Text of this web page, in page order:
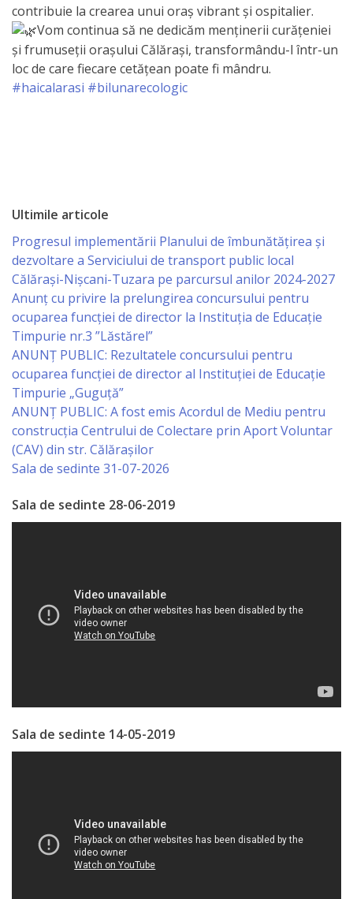
Contabilitate
Serviciul
Arhitectură
de
Atragere
a
Investiţiilor
Serviciul
de
Colectare
a
Impozitelor
Taxelor
Juridic
Reglementarea
Regimului
Relaţii
cu
contribuie la crearea unui oraș vibrant și ospitalier.
Vom continua să ne dedicăm menținerii curățeniei
și frumuseții orașului Călărași, transformându-l într-un
loc de care fiecare cetățean poate fi mândru.
#haicalarasi #bilunarecologic
Ultimile articole
Progresul implementării Planului de îmbunătățirea și
dezvoltare a Serviciului de transport public local
Călărași-Nișcani-Tuzara pe parcursul anilor 2024-2027
Anunț cu privire la prelungirea concursului pentru
ocuparea funcţiei de director la Instituția de Educație
Timpurie nr.3 ”Lăstărel”
ANUNȚ PUBLIC: Rezultatele concursului pentru
ocuparea funcției de director al Instituției de Educație
Timpurie „Guguță”
ANUNȚ PUBLIC: A fost emis Acordul de Mediu pentru
construcția Centrului de Colectare prin Aport Voluntar
(CAV) din str. Călărașilor
Sala de sedinte 31-07-2026
Sala de sedinte 28-06-2019
Sala de sedinte 14-05-2019